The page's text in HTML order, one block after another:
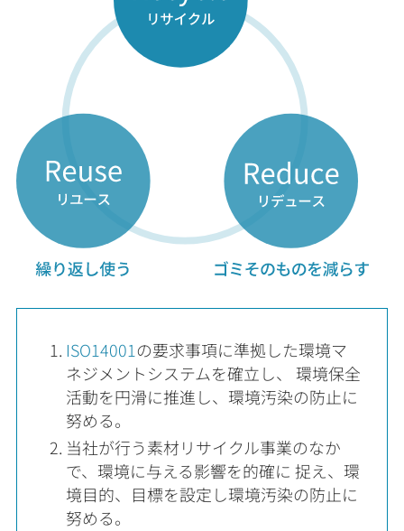
ISO14001の要求事項に準拠した環境マ
ネジメントシステムを確立し、 環境保全
活動を円滑に推進し、環境汚染の防止に
努める。
当社が行う素材リサイクル事業のなか
で、環境に与える影響を的確に 捉え、環
境目的、目標を設定し環境汚染の防止に
努める。